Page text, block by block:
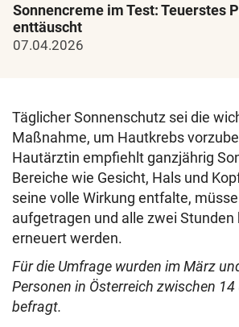
Sonnencreme im Test: Teuerstes
enttäuscht
07.04.2026
Täglicher Sonnenschutz sei die
Maßnahme, um Hautkrebs
Hautärztin empfiehlt ganzjährig
Bereiche wie Gesicht, Hals und
seine volle Wirkung entfalte,
aufgetragen und alle zwei
erneuert werden.
Für die Umfrage wurden im März
Personen in Österreich zwischen
befragt.